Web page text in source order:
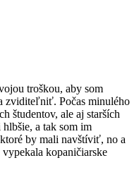
troškou, aby som
zviditeľniť. Počas minulého
študentov, ale aj starších
a tak som im
by mali navštíviť, no a
kopaničiarske